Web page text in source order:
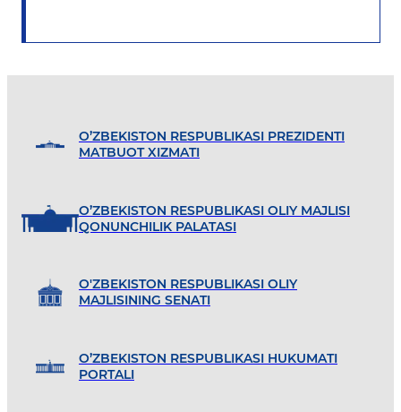
O’ZBEKISTON RESPUBLIKASI PREZIDENTI
MATBUOT XIZMATI
O’ZBEKISTON RESPUBLIKASI OLIY MAJLISI
QONUNCHILIK PALATASI
O'ZBEKISTON RESPUBLIKASI OLIY
MAJLISINING SENATI
O’ZBEKISTON RESPUBLIKASI HUKUMATI
PORTALI